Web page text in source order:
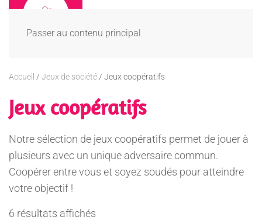
Passer au contenu principal
Accueil / Jeux de société / Jeux coopératifs
Jeux coopératifs
Notre sélection de jeux coopératifs permet de jouer à
plusieurs avec un unique adversaire commun.
Coopérer entre vous et soyez soudés pour atteindre
votre objectif !
6 résultats affichés